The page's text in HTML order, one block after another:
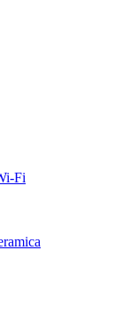
Fi